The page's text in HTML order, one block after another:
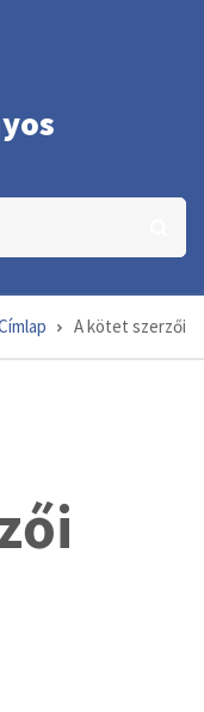
A kötet szerzői